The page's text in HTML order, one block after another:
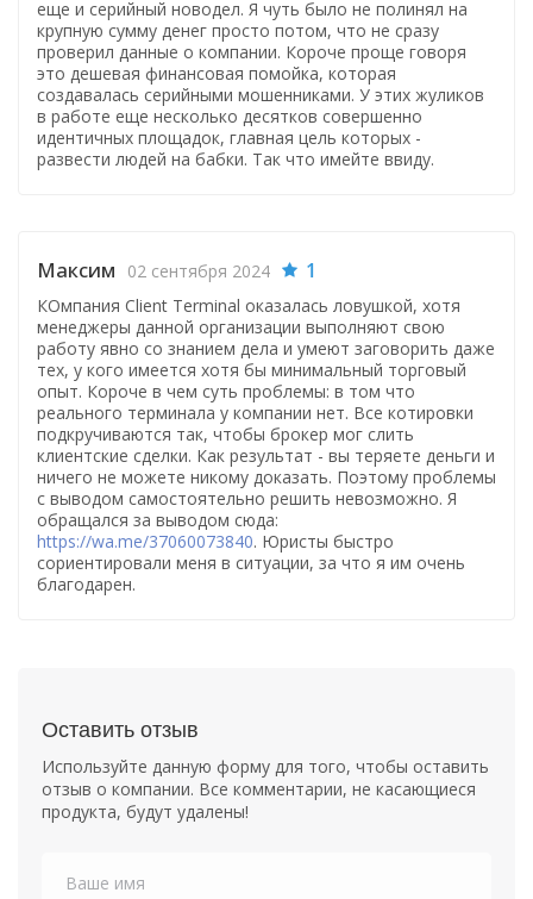
еще и серийный новодел. Я чуть было не полинял на
крупную сумму денег просто потом, что не сразу
проверил данные о компании. Короче проще говоря
это дешевая финансовая помойка, которая
создавалась серийными мошенниками. У этих жуликов
в работе еще несколько десятков совершенно
идентичных площадок, главная цель которых -
развести людей на бабки. Так что имейте ввиду.
Максим 02 сентября 2024 1
КОмпания Client Terminal оказалась ловушкой, хотя
менеджеры данной организации выполняют свою
работу явно со знанием дела и умеют заговорить даже
тех, у кого имеется хотя бы минимальный торговый
опыт. Короче в чем суть проблемы: в том что
реального терминала у компании нет. Все котировки
подкручиваются так, чтобы брокер мог слить
клиентские сделки. Как результат - вы теряете деньги и
ничего не можете никому доказать. Поэтому проблемы
с выводом самостоятельно решить невозможно. Я
обращался за выводом сюда:
https://wa.me/37060073840. Юристы быстро
сориентировали меня в ситуации, за что я им очень
благодарен.
Оставить отзыв
Используйте данную форму для того, чтобы оставить
отзыв о компании. Все комментарии, не касающиеся
продукта, будут удалены!